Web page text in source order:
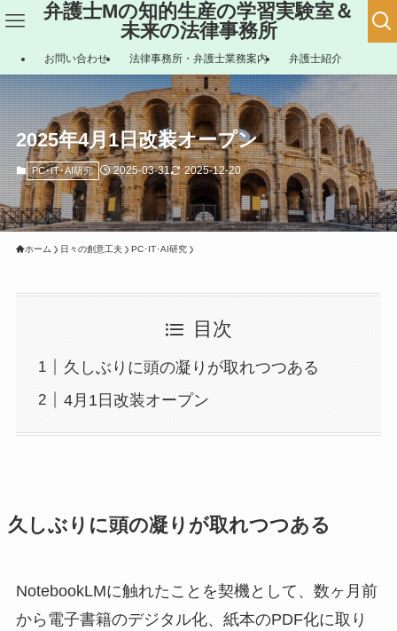
弁護士Mの知的生産の学習実験室＆
未来の法律事務所
お問い合わせ 法律事務所・弁護士業務案内 弁護士紹介
2025年4月1日改装オープン
PC･IT･AI研究 2025-03-31 2025-12-20
ホーム 日々の創意工夫 PC･IT･AI研究
目次
久しぶりに頭の凝りが取れつつある
4月1日改装オープン
久しぶりに頭の凝りが取れつつある
NotebookLMに触れたことを契機として、数ヶ月前
から電子書籍のデジタル化、紙本のPDF化に取り